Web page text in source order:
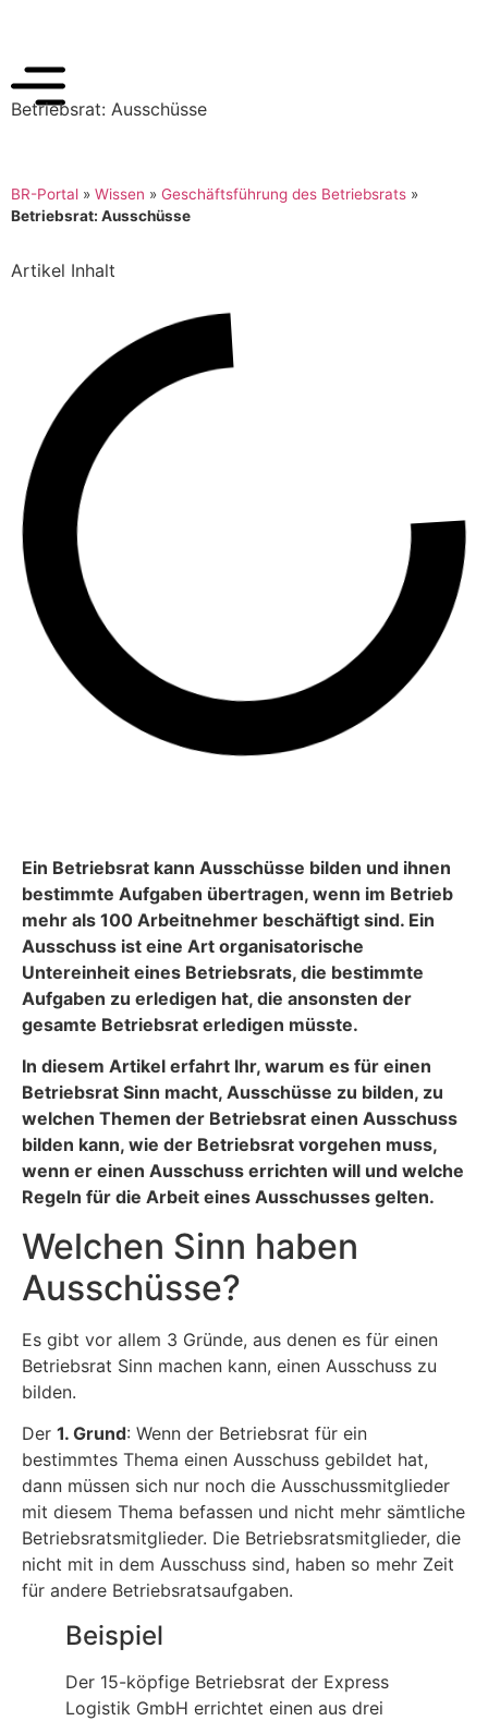
Betriebsrat: Ausschüsse
BR-Portal » Wissen » Geschäftsführung des Betriebsrats »
Betriebsrat: Ausschüsse
Artikel Inhalt
Ein Betriebsrat kann Ausschüsse bilden und ihnen
bestimmte Aufgaben übertragen, wenn im Betrieb
mehr als 100 Arbeitnehmer beschäftigt sind. Ein
Ausschuss ist eine Art organisatorische
Untereinheit eines Betriebsrats, die bestimmte
Aufgaben zu erledigen hat, die ansonsten der
gesamte Betriebsrat erledigen müsste.
In diesem Artikel erfahrt Ihr, warum es für einen
Betriebsrat Sinn macht, Ausschüsse zu bilden, zu
welchen Themen der Betriebsrat einen Ausschuss
bilden kann, wie der Betriebsrat vorgehen muss,
wenn er einen Ausschuss errichten will und welche
Regeln für die Arbeit eines Ausschusses gelten.
Welchen Sinn haben
Ausschüsse?
Es gibt vor allem 3 Gründe, aus denen es für einen
Betriebsrat Sinn machen kann, einen Ausschuss zu
bilden.
Der 1. Grund: Wenn der Betriebsrat für ein
bestimmtes Thema einen Ausschuss gebildet hat,
dann müssen sich nur noch die Ausschussmitglieder
mit diesem Thema befassen und nicht mehr sämtliche
Betriebsratsmitglieder. Die Betriebsratsmitglieder, die
nicht mit in dem Ausschuss sind, haben so mehr Zeit
für andere Betriebsratsaufgaben.
Beispiel
Der 15-köpfige Betriebsrat der Express
Logistik GmbH errichtet einen aus drei